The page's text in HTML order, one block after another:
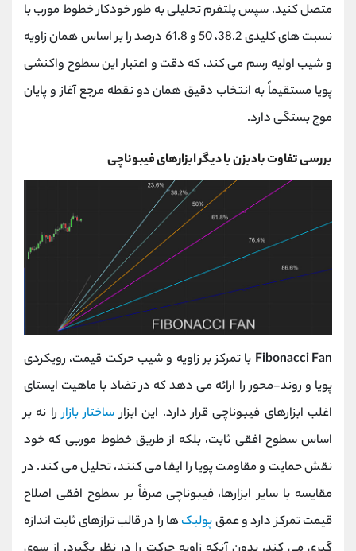
متصل کنید. سپس پلتفرم تحلیلی به ‌طور خودکار خطوط مورب با
نسبت‌ های کلیدی 38.2، 50 و 61.8 درصد را بر اساس همان زاویه
و شیب اولیه رسم می‌ کند، که دقت و اعتبار این سطوح واکنشی
پویا مستقیماً به انتخاب دقیق همان دو نقطه مرجع آغاز و پایان
موج بستگی دارد.
بررسی تفاوت بادبزن با دیگر ابزارهای فیبوناچی
Fibonacci Fan با تمرکز بر زاویه و شیب حرکت قیمت، رویکردی
پویا و روند-محور را ارائه می‌ دهد که در تضاد با ماهیت ایستای
اغلب ابزارهای فیبوناچی قرار دارد. این ابزارساختار بازاررا نه بر
اساس سطوح افقی ثابت، بلکه از طریق خطوط موربی که خود
نقش حمایت و مقاومت پویا را ایفا می کنند، تحلیل می ‌کند. در
مقایسه با سایر ابزارها، فیبوناچی صرفاً بر سطوح افقی اصلاح
قیمت تمرکز دارد و عمقپولبک‌ها را در قالب ترازهای ثابت اندازه‌